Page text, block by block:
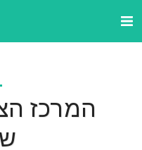
המרכז